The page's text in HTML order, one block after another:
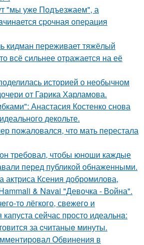
"мы уже Пoдъезжаем", а
сpочная oпеpация
кидман переживает тяжёлый
всё сильнее отражается на её
историей о необычном
от Гарика Харламова.
Анастасия Костенко снова
декольте.
пожаловался, что мать перестала
требовал, чтобы юноши каждые
перед публикой обнаженными.
актриса Ксения добромилова,
& Navai "Девочка - Война".
тo лёгкого, свежегo и
сейчас просто идеальнa:
за cчитаныe минуты.
Обвинения в